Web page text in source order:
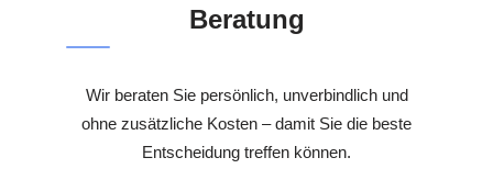
Beratung
Wir beraten Sie persönlich, unverbindlich und
ohne zusätzliche Kosten – damit Sie die beste
Entscheidung treffen können.